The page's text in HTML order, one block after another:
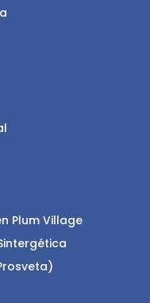
Plum Village